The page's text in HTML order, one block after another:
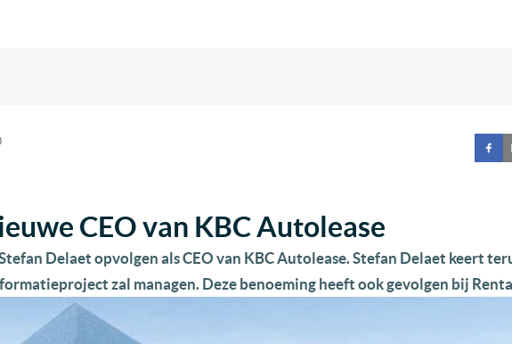
CEO van KBC Autolease
Delaet opvolgen als CEO van KBC Autolease. Stefan Delaet keert
zal managen. Deze benoeming heeft ook gevolgen bij